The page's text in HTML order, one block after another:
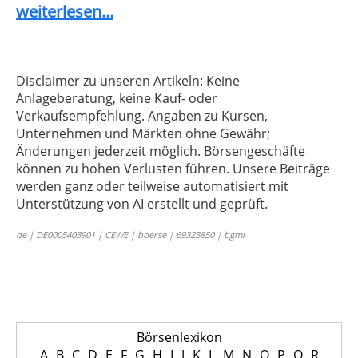
weiterlesen...
Disclaimer zu unseren Artikeln: Keine
Anlageberatung, keine Kauf- oder
Verkaufsempfehlung. Angaben zu Kursen,
Unternehmen und Märkten ohne Gewähr;
Änderungen jederzeit möglich. Börsengeschäfte
können zu hohen Verlusten führen. Unsere Beiträge
werden ganz oder teilweise automatisiert mit
Unterstützung von AI erstellt und geprüft.
de | DE0005403901 | CEWE | boerse | 69325850 | bgmi
Börsenlexikon